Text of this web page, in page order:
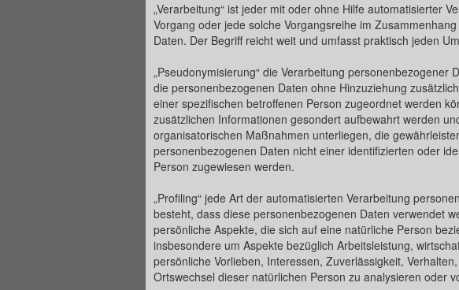
„Verarbeitung“ ist jeder mit oder ohne Hilfe automatisierter
Vorgang oder jede solche Vorgangsreihe im
Daten. Der Begriff reicht weit und umfasst praktisch jeden
„Pseudonymisierung“ die Verarbeitung personenbezogener
die personenbezogenen Daten ohne Hinzuziehung
einer spezifischen betroffenen Person zugeordnet werden
zusätzlichen Informationen gesondert aufbewahrt werden
organisatorischen Maßnahmen unterliegen, die
personenbezogenen Daten nicht einer identifizierten oder
Person zugewiesen werden.
„Profiling“ jede Art der automatisierten Verarbeitung
besteht, dass diese personenbezogenen Daten verwendet
persönliche Aspekte, die sich auf eine natürliche Person
insbesondere um Aspekte bezüglich Arbeitsleistung,
persönliche Vorlieben, Interessen, Zuverlässigkeit,
Ortswechsel dieser natürlichen Person zu analysieren oder